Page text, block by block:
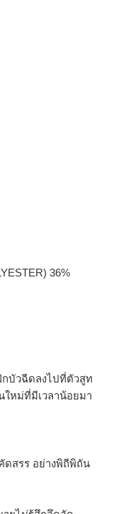
36%
กบัวฉีดลงไปที่ตัวสูท
ใหม่ที่มีเวลาน้อยมา
ดสรร อย่างพิถีพิถัน